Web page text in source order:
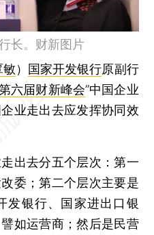
长。财新图片
敏） 国家开发银行原副行
六届财新峰会”中国企业
业走出去应发挥协同效
去分五个层次：第一
委；第二个层次主要是
发银行、国家进出口银
如运营商；然后是民营